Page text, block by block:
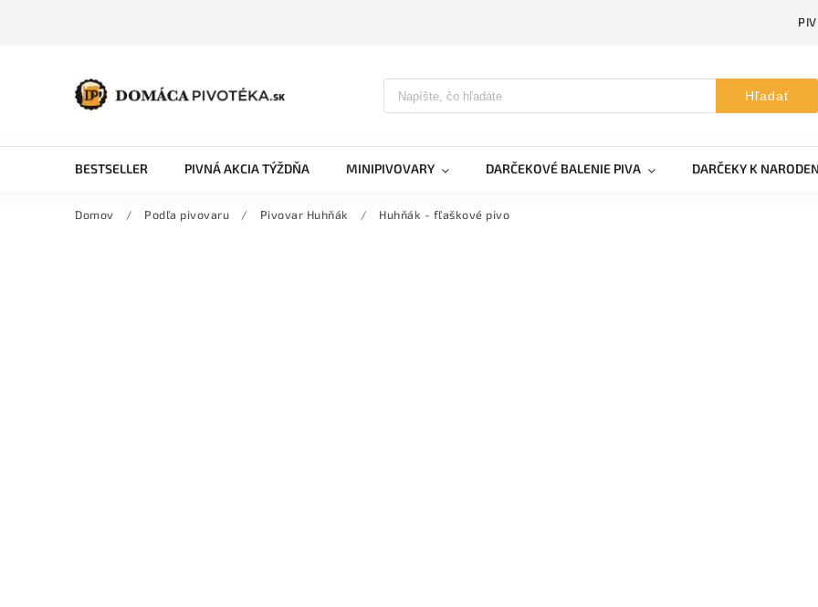
Hľadať
BESTSELLER PIVNÁ AKCIA TÝŽDŇA MINIPIVOVARY DARČEKOVÉ BALENIE PIVA DARČEKY K
Domov / Podľa pivovaru / Pivovar Huhňák / Huhňák - fľaškové pivo